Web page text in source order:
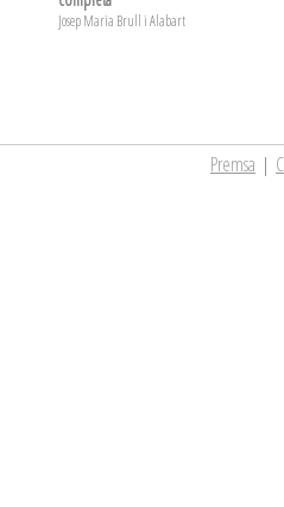
Josep Maria Brull i Alabart
Premsa |